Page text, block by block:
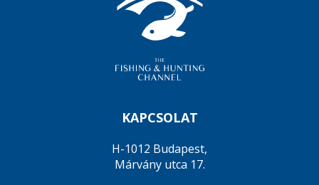
KAPCSOLAT
H-1012 Budapest,
Márvány utca 17.